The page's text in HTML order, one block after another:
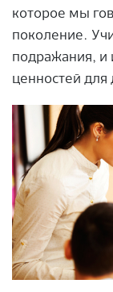
которое мы
поколение.
подражания, и
ценностей для